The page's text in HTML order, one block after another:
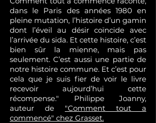
dans le Paris des années 1980 en
pleine mutation, l’histoire d’un gamin
dont l’éveil au désir coïncide avec
l’arrivée du sida. Et cette histoire, c’est
bien sûr la mienne, mais pas
seulement. C’est aussi une partie de
notre histoire commune. Et c’est pour
cela que je suis fier de voir le livre
recevoir aujourd’hui cette
récompense." Philippe Joanny,
auteur de "Comment tout a
commencé" chez Grasset.